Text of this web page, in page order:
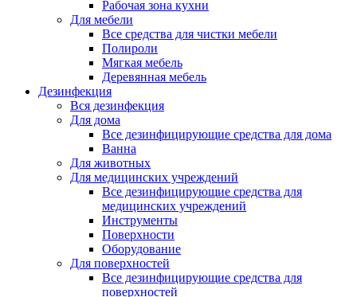
Рабочая зона кухни
Для мебели
Все средства для чистки мебели
Полироли
Мягкая мебель
Деревянная мебель
Дезинфекция
Вся дезинфекция
Для дома
Все дезинфицирующие средства для дома
Ванна
Для животных
Для медицинских учреждений
Все дезинфицирующие средства для
медицинских учреждений
Инструменты
Поверхности
Оборудование
Для поверхностей
Все дезинфицирующие средства для
поверхностей